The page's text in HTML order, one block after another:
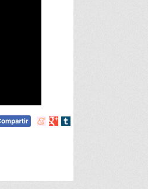
Compartir
Compartir
Compartir